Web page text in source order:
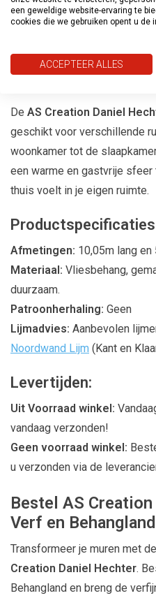
uitnodigende omgeving. Laat
collectie biedt.
De AS Creation Daniel
geschikt voor verschillende
woonkamer tot de
een warme en gastvrije sfeer
thuis voelt in je eigen ruimte.
Productspecificaties
Afmetingen: 10,05m lang
Materiaal: Vliesbehang,
duurzaam.
Patroonherhaling: Geen
Lijmadvies: Aanbevolen
Noordwand Lijm (Kant en
Levertijden:
Uit Voorraad winkel:
vandaag verzonden!
Geen voorraad winkel:
u verzonden via de
Bestel AS
Verf en Behangland
Transformeer je muren met
Creation Daniel Hechter.
Behangland en breng de
een geweldige website-ervaring te
cookies die we gebruiken opent u de
ACCEPTEER ALLES